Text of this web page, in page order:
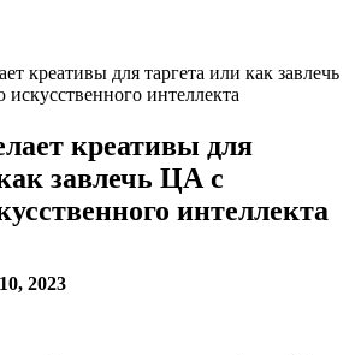
креативы для таргета или как завлечь
интеллекта
креативы для
завлечь ЦА с
интеллекта
2023